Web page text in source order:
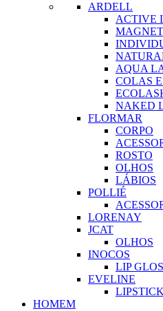
ARDELL
ACTIVE
AQUA
COLAS
NAKED
FLORMAR
CORPO
ROSTO
OLHOS
LÁBIOS
POLLIÉ
LORENAY
JCAT
OLHOS
INOCOS
LIP
EVELINE
HOMEM